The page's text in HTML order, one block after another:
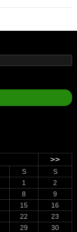
>>
S
S
1
2
8
9
15
16
22
23
29
30